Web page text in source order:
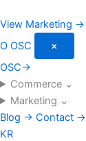
View Marketing →
O OSC
×
OSC→
Commerce ⌄
Marketing ⌄
Blog → Contact →
KR